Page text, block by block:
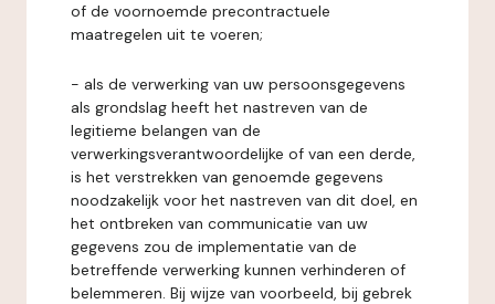
of de voornoemde precontractuele
maatregelen uit te voeren;
- als de verwerking van uw persoonsgegevens
als grondslag heeft het nastreven van de
legitieme belangen van de
verwerkingsverantwoordelijke of van een derde,
is het verstrekken van genoemde gegevens
noodzakelijk voor het nastreven van dit doel, en
het ontbreken van communicatie van uw
gegevens zou de implementatie van de
betreffende verwerking kunnen verhinderen of
belemmeren. Bij wijze van voorbeeld, bij gebrek